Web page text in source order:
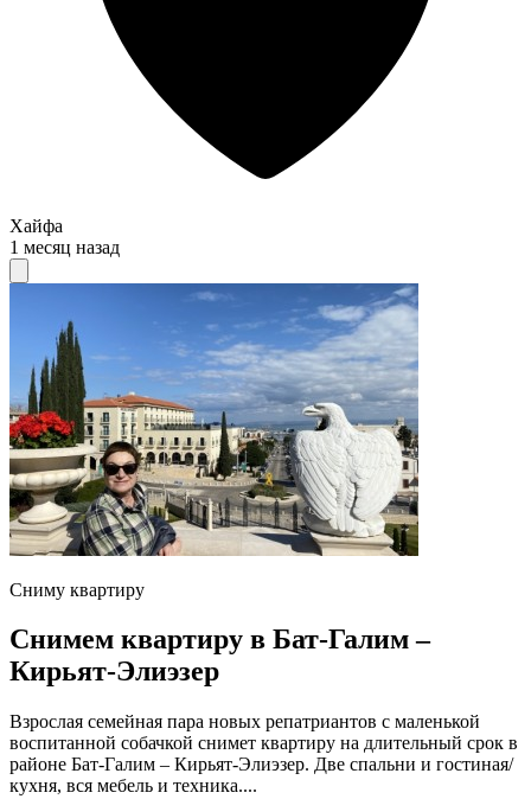
Хайфа
1 месяц назад
Сниму квартиру
Снимем квартиру в Бат-Галим –
Кирьят-Элиэзер
Взрослая семейная пара новых репатриантов с маленькой
воспитанной собачкой снимет квартиру на длительный срок в
районе Бат-Галим – Кирьят-Элиэзер. Две спальни и гостиная/
кухня, вся мебель и техника....